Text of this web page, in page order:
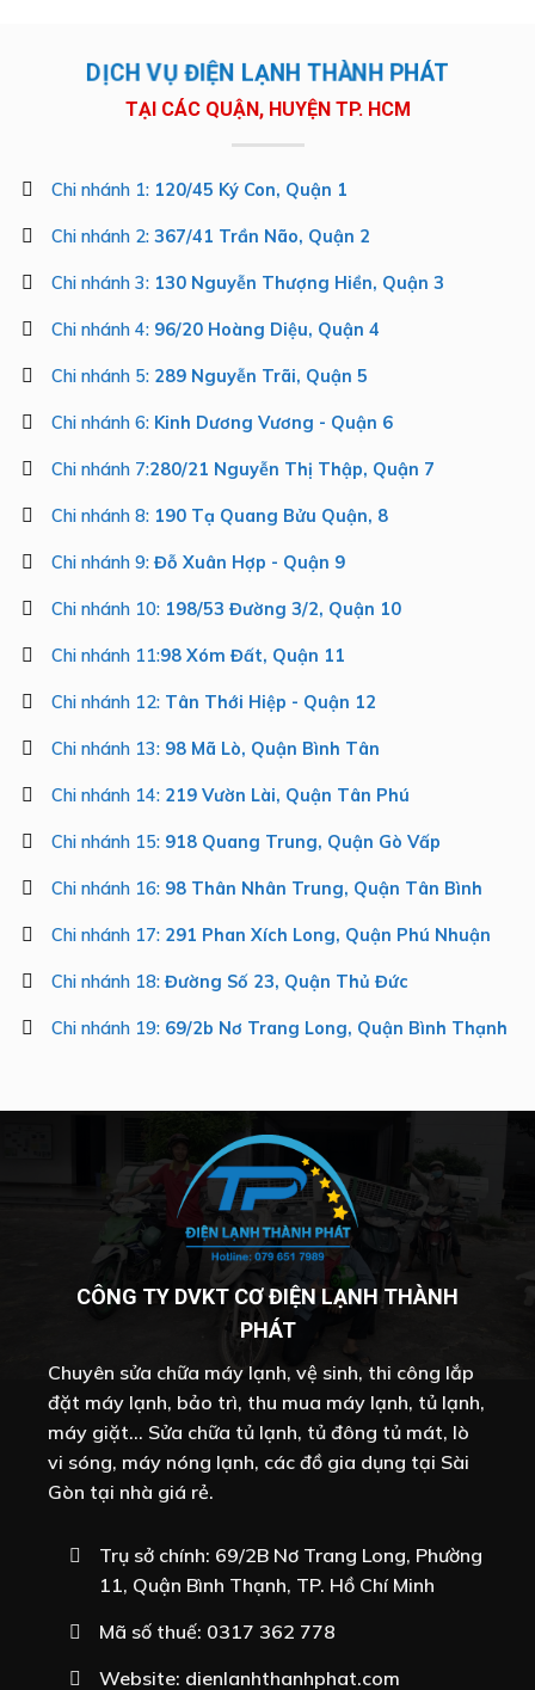
DỊCH VỤ ĐIỆN LẠNH THÀNH PHÁT
TẠI CÁC QUẬN, HUYỆN TP. HCM
Chi nhánh 1: 120/45 Ký Con, Quận 1
Chi nhánh 2: 367/41 Trần Não, Quận 2
Chi nhánh 3: 130 Nguyễn Thượng Hiền, Quận 3
Chi nhánh 4: 96/20 Hoàng Diệu, Quận 4
Chi nhánh 5: 289 Nguyễn Trãi, Quận 5
Chi nhánh 6: Kinh Dương Vương - Quận 6
Chi nhánh 7:280/21 Nguyễn Thị Thập, Quận 7
Chi nhánh 8: 190 Tạ Quang Bửu Quận, 8
Chi nhánh 9: Đỗ Xuân Hợp - Quận 9
Chi nhánh 10: 198/53 Đường 3/2, Quận 10
Chi nhánh 11:98 Xóm Đất, Quận 11
Chi nhánh 12: Tân Thới Hiệp - Quận 12
Chi nhánh 13: 98 Mã Lò, Quận Bình Tân
Chi nhánh 14: 219 Vườn Lài, Quận Tân Phú
Chi nhánh 15: 918 Quang Trung, Quận Gò Vấp
Chi nhánh 16: 98 Thân Nhân Trung, Quận Tân Bình
Chi nhánh 17: 291 Phan Xích Long, Quận Phú Nhuận
Chi nhánh 18: Đường Số 23, Quận Thủ Đức
Chi nhánh 19: 69/2b Nơ Trang Long, Quận Bình Thạnh
CÔNG TY DVKT CƠ ĐIỆN LẠNH THÀNH
PHÁT
Chuyên sửa chữa máy lạnh, vệ sinh, thi công lắp
đặt máy lạnh, bảo trì, thu mua máy lạnh, tủ lạnh,
máy giặt... Sửa chữa tủ lạnh, tủ đông tủ mát, lò
vi sóng, máy nóng lạnh, các đồ gia dụng tại Sài
Gòn tại nhà giá rẻ.
Trụ sở chính: 69/2B Nơ Trang Long, Phường
11, Quận Bình Thạnh, TP. Hồ Chí Minh
Mã số thuế: 0317 362 778
Website: dienlanhthanhphat.com